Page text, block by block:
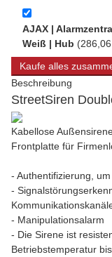
AJAX |
Weiß | Hub
Kaufe alles
Beschreibung
StreetSiren
Kabellose
Frontplatte für
- Authentifizierung,
-
- Manipulationsalarm
- Die Sirene ist
Betriebstemperatur